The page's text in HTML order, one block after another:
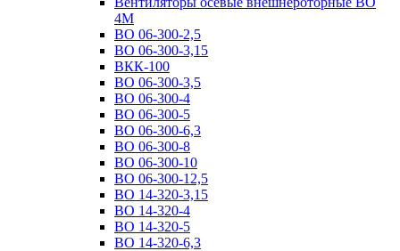
4М
ВО 06-300-2,5
ВО 06-300-3,15
ВКК-100
ВО 06-300-3,5
ВО 06-300-4
ВО 06-300-5
ВО 06-300-6,3
ВО 06-300-8
ВО 06-300-10
ВО 06-300-12,5
ВО 14-320-3,15
ВО 14-320-4
ВО 14-320-5
ВО 14-320-6,3